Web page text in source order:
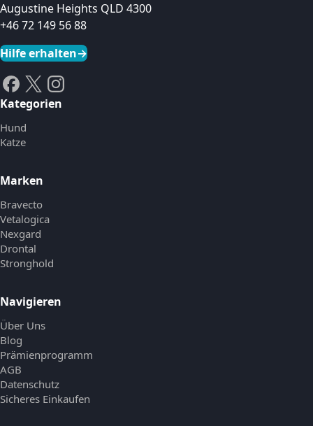
Augustine Heights QLD 4300
+46 72 149 56 88
Hilfe erhalten→
Kategorien
Hund
Katze
Marken
Bravecto
Vetalogica
Nexgard
Drontal
Stronghold
Navigieren
Über Uns
Blog
Prämienprogramm
AGB
Datenschutz
Sicheres Einkaufen